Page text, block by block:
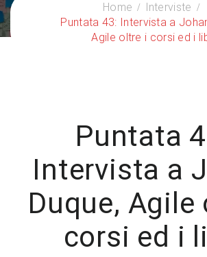
Home
Interviste
Puntata 43: Intervista a
Agile oltre i corsi ed i
Puntata
Intervista a
Duque, Agile
corsi ed i